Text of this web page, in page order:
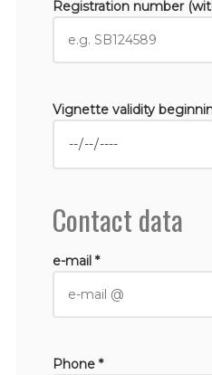
Registration number
Vignette validity
Contact data
e-mail *
Phone *